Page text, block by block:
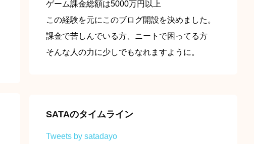
ゲーム課金総額は5000万円以上
この経験を元にこのブログ開設を決めました。
課金で苦しんでいる方、ニートで困ってる方
そんな人の力に少しでもなれますように。
SATAのタイムライン
Tweets by satadayo